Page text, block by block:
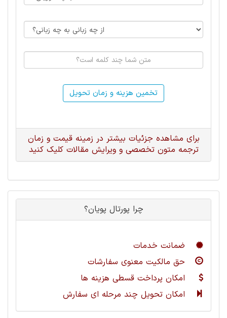
تخمین هزینه و زمان تحویل
برای مشاهده جزئیات بیشتر در زمینه قیمت و زمان
ترجمه متون تخصصی و ویرایش مقالات کلیک کنید
چرا پورتال پویان؟
ضمانت خدمات
حق مالکیت معنوی سفارشات
امکان پرداخت قسطی هزینه ها
امکان تحویل چند مرحله ای سفارش